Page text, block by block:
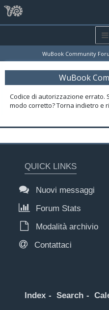
WuBook Community
WuBook
Codice di autorizzazione errato.
modo corretto? Torna indietro e
QUICK LINKS
Nuovi messaggi
Forum Stats
Modalità archivio
Contattaci
Index Search